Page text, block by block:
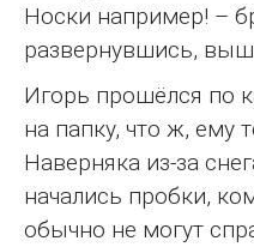
Носки например! –
развернувшись,
Игорь прошёлся по
на папку, что ж, ему
Наверняка из-за
начались пробки,
обычно не могут